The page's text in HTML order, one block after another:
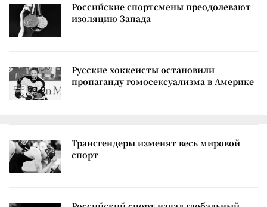
Российские спортсмены преодолевают
изоляцию Запада
Русские хоккеисты остановили
пропаганду гомосексуализма в Америке
Трансгендеры изменят весь мировой
спорт